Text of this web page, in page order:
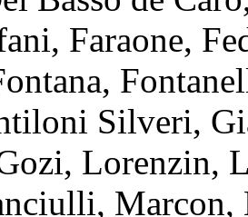
Faraone,
Silveri,
Lorenzin,